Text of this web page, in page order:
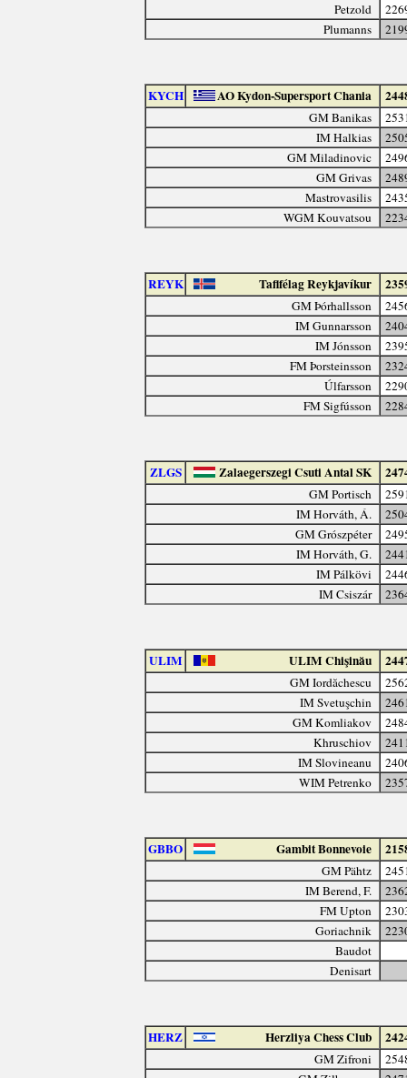
Petzold
Plumanns
KYCH AO Kydon-Supersport Chania
GM Banikas
IM Halkias
GM Miladinovic
GM Grivas
Mastrovasilis
WGM Kouvatsou
REYK Taflfélag Reykjavíkur
GM Þórhallsson
IM Gunnarsson
IM Jónsson
FM Þorsteinsson
Úlfarsson
FM Sigfússon
ZLGS Zalaegerszegi Csuti Antal SK
GM Portisch
IM Horváth, Á.
GM Grószpéter
IM Horváth, G.
IM Pálkövi
IM Csiszár
ULIM ULIM Chişinău
GM Iordăchescu
IM Svetuşchin
GM Komliakov
Khruschiov
IM Slovineanu
WIM Petrenko
GBBO Gambit Bonnevoie
GM Pähtz
IM Berend, F.
FM Upton
Goriachnik
Baudot
Denisart
HERZ Herzliya Chess Club
GM Zifroni